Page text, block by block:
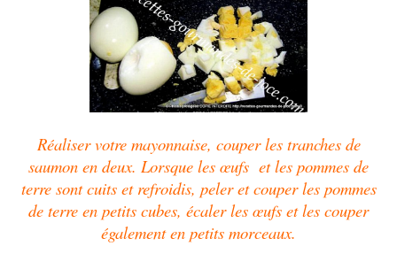
Réaliser votre mayonnaise, couper les tranches de
saumon en deux. Lorsque les œufs et les pommes de
terre sont cuits et refroidis, peler et couper les pommes
de terre en petits cubes, écaler les œufs etles couper
également en petits morceaux.